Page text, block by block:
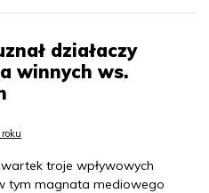
działaczy
winnych ws.
troje wpływowych
tym magnata mediowego